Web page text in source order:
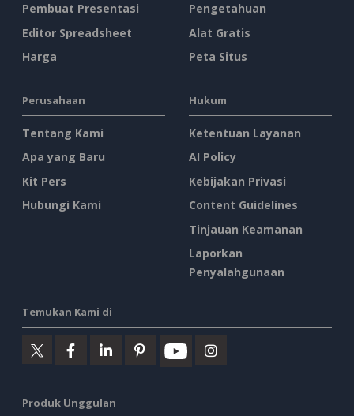
Pembuat Presentasi
Editor Spreadsheet
Harga
Pengetahuan
Alat Gratis
Peta Situs
Perusahaan
Tentang Kami
Apa yang Baru
Kit Pers
Hubungi Kami
Hukum
Ketentuan Layanan
AI Policy
Kebijakan Privasi
Content Guidelines
Tinjauan Keamanan
Laporkan
Penyalahgunaan
Temukan Kami di
Produk Unggulan